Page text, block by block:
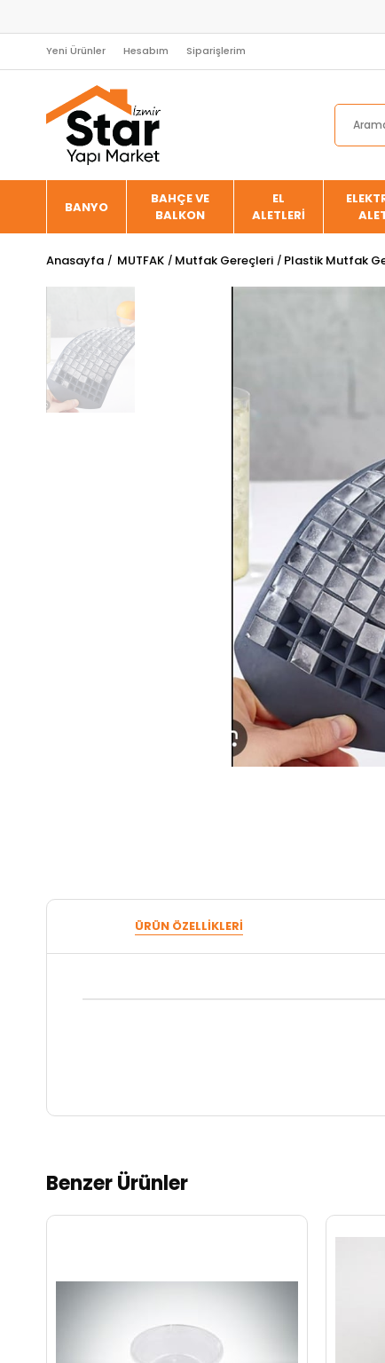
Yeni Ürünler Hesabım Siparişlerim
BANYO
BAHÇE VE
BALKON
EL
ALETLERİ
Anasayfa MUTFAK Mutfak Gereçleri Plastik Mutfak
ÜRÜN ÖZELLIKLERI
Benzer Ürünler